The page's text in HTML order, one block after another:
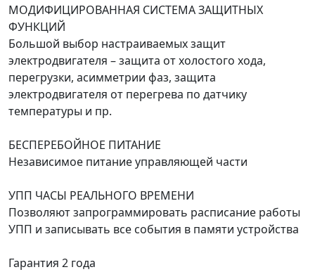
МОДИФИЦИРОВАННАЯ СИСТЕМА ЗАЩИТНЫХ
ФУНКЦИЙ
Большой выбор настраиваемых защит
электродвигателя – защита от холостого хода,
перегрузки, асимметрии фаз, защита
электродвигателя от перегрева по датчику
температуры и пр.
БЕСПЕРЕБОЙНОЕ ПИТАНИЕ
Независимое питание управляющей части
УПП ЧАСЫ РЕАЛЬНОГО ВРЕМЕНИ
Позволяют запрограммировать расписание работы
УПП и записывать все события в памяти устройства
Гарантия 2 года